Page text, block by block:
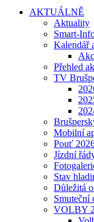
AKTUÁLNĚ
Aktuality
Smart-
Kalendář
Přehled
TV
Mobilní
Pouť
Jízdní
Stav
Důležitá
Smuteční
VOLBY